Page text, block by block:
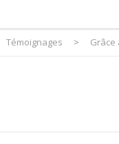
Témoignages > Grâce